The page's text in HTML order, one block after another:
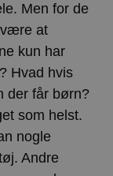
Men for de
være at
kun har
Hvad hvis
der får børn?
som helst.
nogle
Andre